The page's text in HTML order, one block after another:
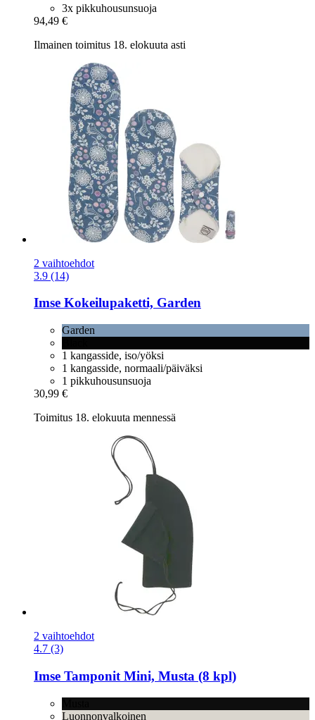
3x pikkuhousunsuoja
94,49 €
Ilmainen toimitus 18. elokuuta asti
2 vaihtoehdot
3.9 (14)
Imse Kokeilupaketti, Garden
Garden
1 kangasside, iso/yöksi
1 kangasside, normaali/päiväksi
1 pikkuhousunsuoja
30,99 €
Toimitus 18. elokuuta mennessä
2 vaihtoehdot
4.7 (3)
Imse Tamponit Mini, Musta (8 kpl)
Luonnonvalkoinen